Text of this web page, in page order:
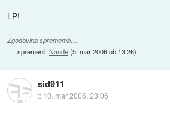
LP!
Zgodovina sprememb…
spremenil:Nande(5. mar 2006 ob 13:26)
sid911
:: 10. mar 2006, 23:06